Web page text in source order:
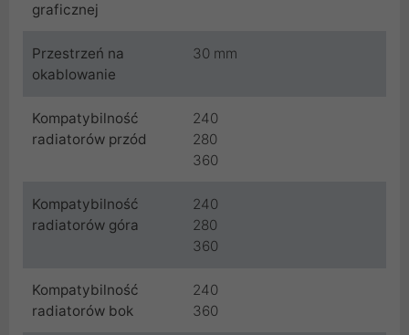
graficznej
Przestrzeń na
okablowanie
30 mm
Kompatybilność
radiatorów przód
240
280
360
Kompatybilność
radiatorów góra
240
280
360
Kompatybilność
radiatorów bok
240
360